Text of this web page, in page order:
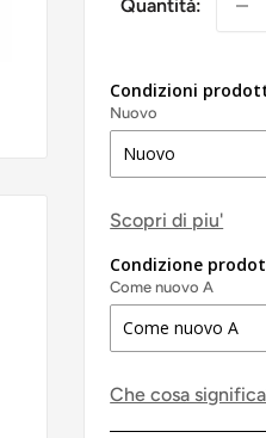
Quantità:
Condizioni
Nuovo
Scopri di piu'
Condizione
Come nuovo A
Che cosa